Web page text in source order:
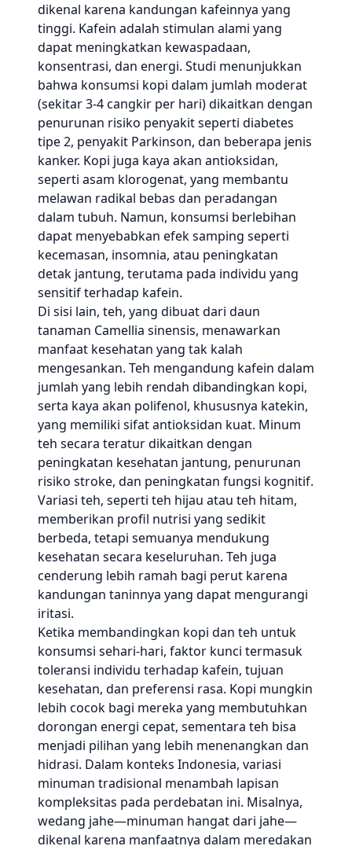
dikenal karena kandungan kafeinnya yang
tinggi. Kafein adalah stimulan alami yang
dapat meningkatkan kewaspadaan,
konsentrasi, dan energi. Studi menunjukkan
bahwa konsumsi kopi dalam jumlah moderat
(sekitar 3-4 cangkir per hari) dikaitkan dengan
penurunan risiko penyakit seperti diabetes
tipe 2, penyakit Parkinson, dan beberapa jenis
kanker. Kopi juga kaya akan antioksidan,
seperti asam klorogenat, yang membantu
melawan radikal bebas dan peradangan
dalam tubuh. Namun, konsumsi berlebihan
dapat menyebabkan efek samping seperti
kecemasan, insomnia, atau peningkatan
detak jantung, terutama pada individu yang
sensitif terhadap kafein.
Di sisi lain, teh, yang dibuat dari daun
tanaman Camellia sinensis, menawarkan
manfaat kesehatan yang tak kalah
mengesankan. Teh mengandung kafein dalam
jumlah yang lebih rendah dibandingkan kopi,
serta kaya akan polifenol, khususnya katekin,
yang memiliki sifat antioksidan kuat. Minum
teh secara teratur dikaitkan dengan
peningkatan kesehatan jantung, penurunan
risiko stroke, dan peningkatan fungsi kognitif.
Variasi teh, seperti teh hijau atau teh hitam,
memberikan profil nutrisi yang sedikit
berbeda, tetapi semuanya mendukung
kesehatan secara keseluruhan. Teh juga
cenderung lebih ramah bagi perut karena
kandungan taninnya yang dapat mengurangi
iritasi.
Ketika membandingkan kopi dan teh untuk
konsumsi sehari-hari, faktor kunci termasuk
toleransi individu terhadap kafein, tujuan
kesehatan, dan preferensi rasa. Kopi mungkin
lebih cocok bagi mereka yang membutuhkan
dorongan energi cepat, sementara teh bisa
menjadi pilihan yang lebih menenangkan dan
hidrasi. Dalam konteks Indonesia, variasi
minuman tradisional menambah lapisan
kompleksitas pada perdebatan ini. Misalnya,
wedang jahe—minuman hangat dari jahe—
dikenal karena manfaatnya dalam meredakan